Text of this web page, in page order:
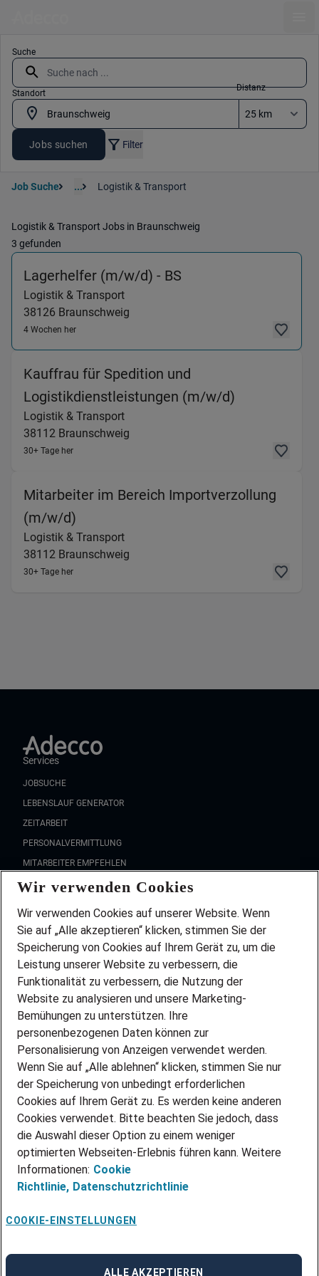
Suche
Standort
Distanz
Jobs suchen Filter
Job Suche ... Logistik & Transport
Logistik & Transport Jobs in Braunschweig
3 gefunden
Lagerhelfer (m/w/d) - BS
Logistik & Transport
38126 Braunschweig
4 Wochen her
Kauffrau für Spedition und
Logistikdienstleistungen (m/w/d)
Logistik & Transport
38112 Braunschweig
30+ Tage her
Mitarbeiter im Bereich Importverzollung
(m/w/d)
Logistik & Transport
38112 Braunschweig
30+ Tage her
Services
JOBSUCHE
LEBENSLAUF GENERATOR
ZEITARBEIT
PERSONALVERMITTLUNG
MITARBEITER EMPFEHLEN
FAQ
Wir stellen ein!
DEINE BERUFSGRUPPE
DEINE LEBENSSITUATION
PARTNERSHIP WITH AIRBUS
INITIATIV BEWERBEN
ÜBER UNS
STANDORTE
BLOG
PRESSE
KONTAKT
@Adecco 2026
IMPRESSUM
DATENSCHUTZ
NUTZUNGSBEDINGUNGEN
COOKIE-RICHTLINIEN
BESCHWERDESTELLE
Wir verwenden Cookies
Wir verwenden Cookies auf unserer Website. Wenn
Sie auf „Alle akzeptieren“ klicken, stimmen Sie der
Speicherung von Cookies auf Ihrem Gerät zu, um die
Leistung unserer Website zu verbessern, die
Funktionalität zu verbessern, die Nutzung der
Website zu analysieren und unsere Marketing-
Bemühungen zu unterstützen. Ihre
personenbezogenen Daten können zur
Personalisierung von Anzeigen verwendet werden.
Wenn Sie auf „Alle ablehnen“ klicken, stimmen Sie nur
der Speicherung von unbedingt erforderlichen
Cookies auf Ihrem Gerät zu. Es werden keine anderen
Cookies verwendet. Bitte beachten Sie jedoch, dass
die Auswahl dieser Option zu einem weniger
optimierten Webseiten-Erlebnis führen kann. Weitere
Informationen: Cookie
Richtlinie, Datenschutzrichtlinie
COOKIE-EINSTELLUNGEN
ALLE AKZEPTIEREN